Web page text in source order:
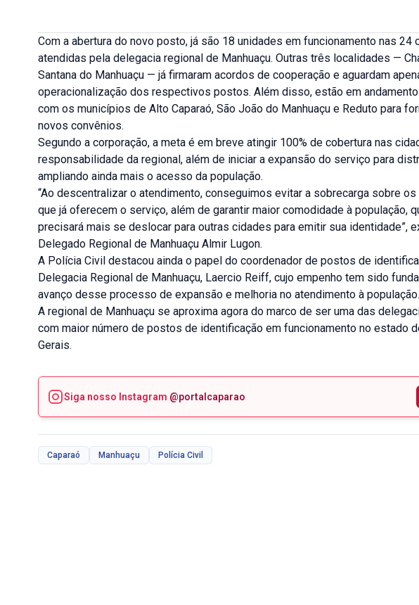
Com a abertura do novo posto, já são 18 unidades em funcionamento nas 24
atendidas pela delegacia regional de Manhuaçu. Outras três localidades —
Santana do Manhuaçu — já firmaram acordos de cooperação e aguardam
operacionalização dos respectivos postos. Além disso, estão em
com os municípios de Alto Caparaó, São João do Manhuaçu e Reduto para
novos convênios.
Segundo a corporação, a meta é em breve atingir 100% de cobertura nas
responsabilidade da regional, além de iniciar a expansão do serviço para
ampliando ainda mais o acesso da população.
“Ao descentralizar o atendimento, conseguimos evitar a sobrecarga sobre
que já oferecem o serviço, além de garantir maior comodidade à população,
precisará mais se deslocar para outras cidades para emitir sua identidade”,
Delegado Regional de Manhuaçu Almir Lugon.
A Polícia Civil destacou ainda o papel do coordenador de postos de
Delegacia Regional de Manhuaçu, Laercio Reiff, cujo empenho tem sido
avanço desse processo de expansão e melhoria no atendimento à população.
A regional de Manhuaçu se aproxima agora do marco de ser uma das
com maior número de postos de identificação em funcionamento no estado
Gerais.
Siga nosso Instagram @portalcaparao
Caparaó Manhuaçu Polícia Civil